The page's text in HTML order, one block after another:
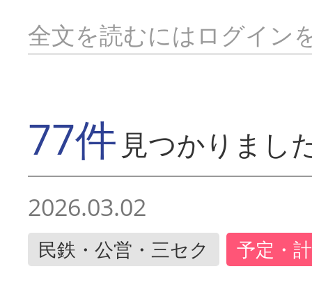
全文を読むにはログイン
77件 見つかりまし
2026.03.02
民鉄・公営・三セク 予定・